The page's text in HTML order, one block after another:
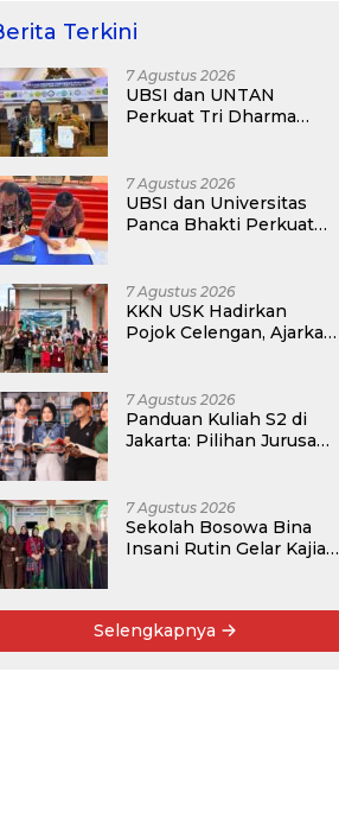
Terkini
7 Agustus 2026
UBSI dan UNTAN
Perkuat Tri Dharma
7 Agustus 2026
UBSI dan Universitas
Panca Bhakti Perkuat
7 Agustus 2026
KKN USK Hadirkan
Pojok Celengan, Ajarkan
7 Agustus 2026
Panduan Kuliah S2 di
Jakarta: Pilihan Jurusan,
7 Agustus 2026
Sekolah Bosowa Bina
Insani Rutin Gelar Kajian
Umum
Selengkapnya